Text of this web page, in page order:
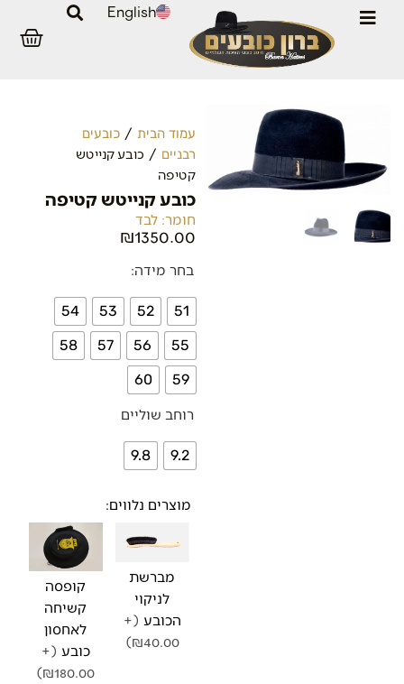
English
עמוד הבית /כובעים
רבניים / כובע קנייטש
קטיפה
כובע קנייטש קטיפה
חומר: לבד
₪1350.00
בחר מידה:
51
52
53
54
55
56
57
58
59
60
רוחב שוליים
9.2
9.8
מוצרים נלווים:
מברשת
לניקוי
הכובע (+
₪40.00)
קופסה
קשיחה
לאחסון
כובע (+
₪180.00)